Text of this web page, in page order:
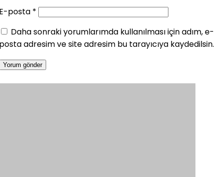
posta *
Daha sonraki yorumlarımda kullanılması için adım, e-
adresim ve site adresim bu tarayıcıya kaydedilsin.